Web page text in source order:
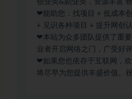
创业类&副业类，资源丰富
❤能助您：找项目 + 低成本
+ 见识各种项目 + 提升网创认
❤本站为众多团队提供了重
业者开启网络之门，广受好评
❤如果您也依存于互联网，欢
将尽早为您提供丰盛价值。